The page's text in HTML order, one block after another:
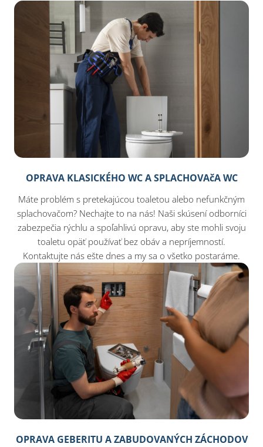
prevádzku, čím eliminujete riziko porúch.
OPRAVA KLASICKÉHO WC A SPLACHOVAčA WC
Máte problém s pretekajúcou toaletou alebo nefunkčným
splachovačom? Nechajte to na nás! Naši skúsení odborníci
zabezpečia rýchlu a spoľahlivú opravu, aby ste mohli svoju
toaletu opäť používať bez obáv a nepríjemností.
Kontaktujte nás ešte dnes a my sa o všetko postaráme.
OPRAVA GEBERITU A ZABUDOVANÝCH ZÁCHODOV